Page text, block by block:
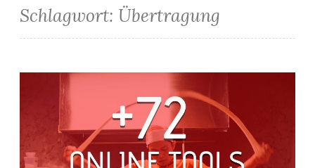
Schlagwort: Übertragung
+72 Online Software Tools für die Gastronomie